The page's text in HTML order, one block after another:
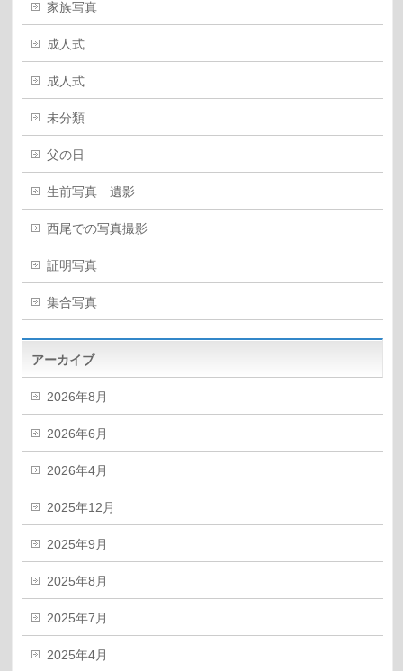
家族写真
成人式
成人式
未分類
父の日
生前写真 遺影
西尾での写真撮影
証明写真
集合写真
アーカイブ
2026年8月
2026年6月
2026年4月
2025年12月
2025年9月
2025年8月
2025年7月
2025年4月